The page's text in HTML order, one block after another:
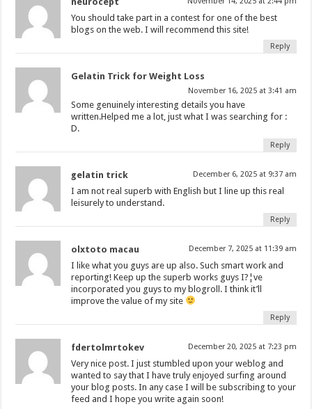
You should take part in a contest for one of the best
blogs on the web. I will recommend this site!
Reply
Gelatin Trick for Weight Loss
November 16, 2025 at 3:41 am
Some genuinely interesting details you have
written.Helped me a lot, just what I was searching for :
D.
Reply
gelatin trick December 6, 2025 at 9:37 am
I am not real superb with English but I line up this real
leisurely to understand.
Reply
olxtoto macau December 7, 2025 at 11:39 am
I like what you guys are up also. Such smart work and
reporting! Keep up the superb works guys I?¦ve
incorporated you guys to my blogroll. I think it’ll
improve the value of my site
Reply
fdertolmrtokev December 20, 2025 at 7:23 pm
Very nice post. I just stumbled upon your weblog and
wanted to say that I have truly enjoyed surfing around
your blog posts. In any case I will be subscribing to your
feed and I hope you write again soon!